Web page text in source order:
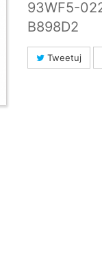
93WF5-
B898D2
Tweetuj